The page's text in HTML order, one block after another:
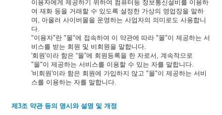
이용자에게 제공하기 위하여 컴퓨터등 정보통신설비를 이용하
여 재화 등을 거래할 수 있도록 설정한 가상의 영업장을 말하
며, 아울러 사이버몰을 운영하는 사업자의 의미로도 사용합니
다.
"이용자"란 "몰"에 접속하여 이 약관에 따라 "몰"이 제공하는 서
비스를 받는 회원 및 비회원을 말합니다.
'회원'이라 함은 “몰”에 회원등록을 한 자로서, 계속적으로
"몰"이 제공하는 서비스를 이용할 수 있는 자를 말합니다.
'비회원'이라 함은 회원에 가입하지 않고 "몰"이 제공하는 서비
스를 이용하는 자를 말합니다.
제3조 약관 등의 명시와 설명 및 개정